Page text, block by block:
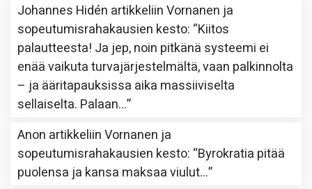
Johannes Hidén artikkeliinVornanen ja
sopeutumisrahakausien kesto: “Kiitos
palautteesta! Ja jep, noin pitkänä systeemi ei
enää vaikuta turvajärjestelmältä, vaan palkinnolta
– ja ääritapauksissa aika massiiviselta
sellaiselta. Palaan…”
Anon artikkeliinVornanen ja
sopeutumisrahakausien kesto: “Byrokratia pitää
puolensa ja kansa maksaa viulut…”